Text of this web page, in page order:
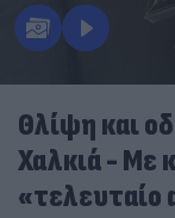
Θλίψη και
Χαλκιά - Με
«τελευταίο